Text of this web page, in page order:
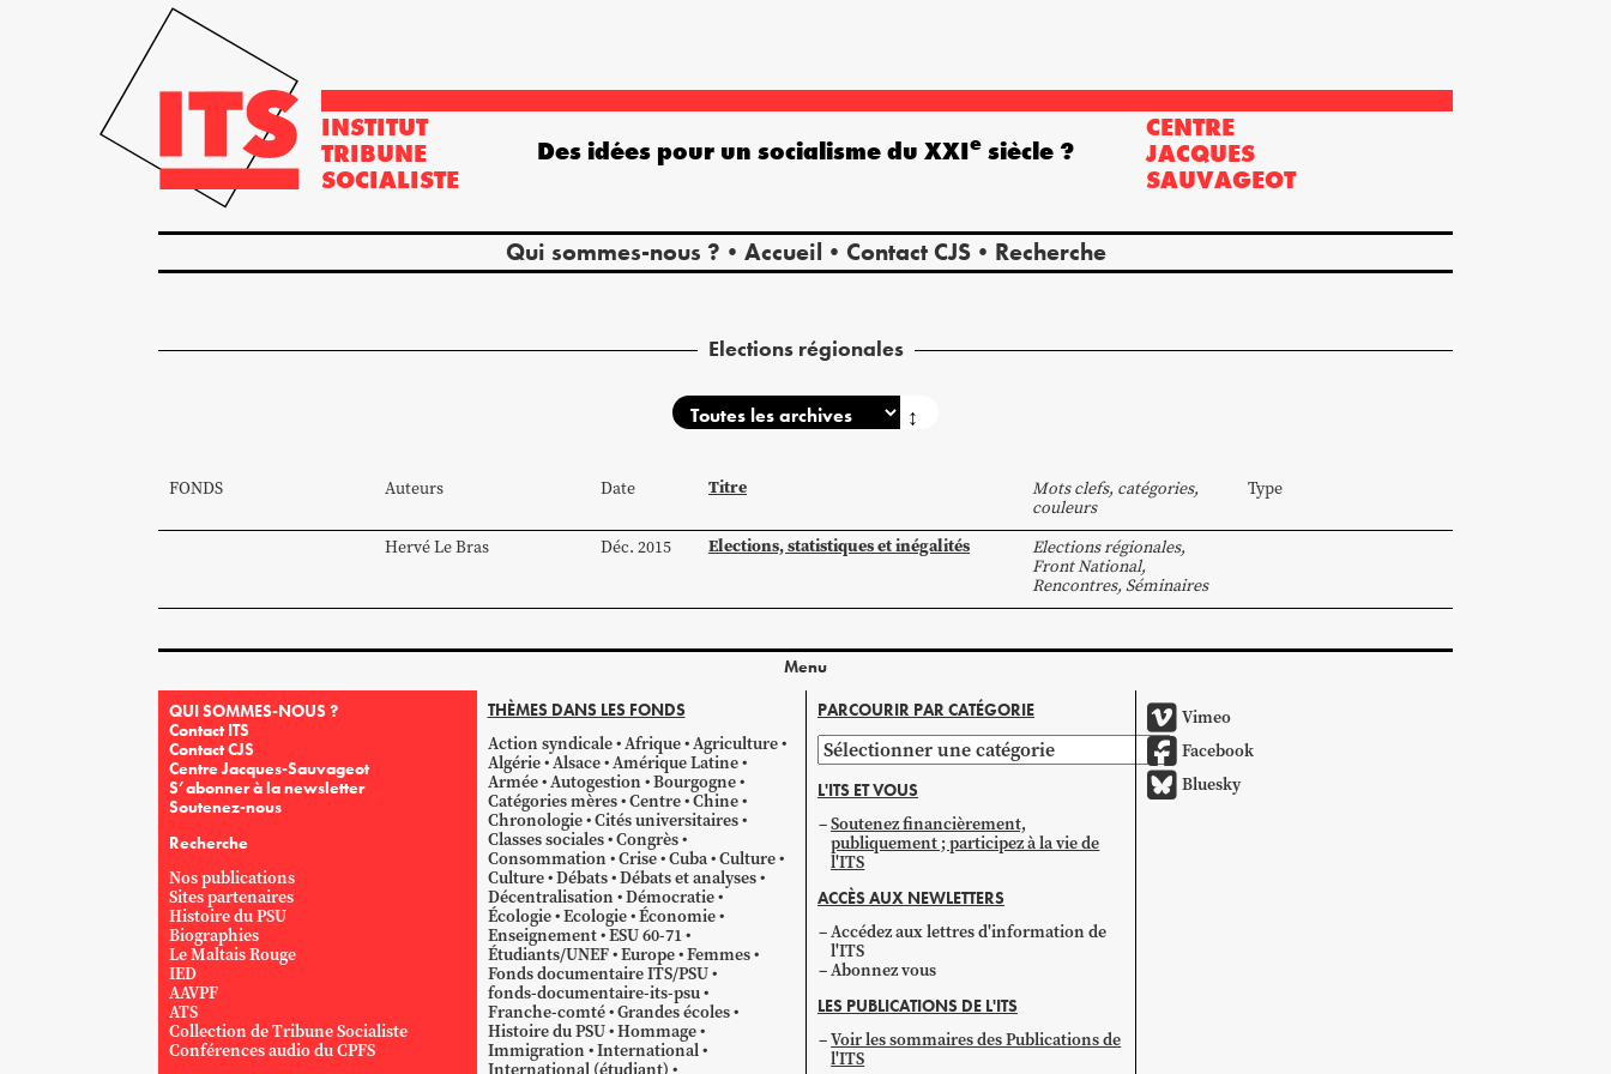
INSTITUT
TRIBUNE
SOCIALISTE
CENTRE
JACQUES
SAUVAGEOT
Qui sommes-nous ? Accueil Contact CJS Recherche
Des idées pour un socialisme du XXIe siècle ?
Elections régionales
↕
FONDS Auteurs Date Titre
Mots clefs, catégories,
couleurs
Type
HervéLe Bras Déc. 2015 Elections, statistiques et inégalités Elections régionales,
Front National,
Rencontres, Séminaires
Menu
QUI SOMMES-NOUS ?
Contact ITS
Contact CJS
Centre Jacques-Sauvageot
S’abonner à la newsletter
Soutenez-nous
Recherche
Nos publications
Sites partenaires
Histoire du PSU
Biographies
Le Maltais Rouge
IED
AAVPF
ATS
Collection de Tribune Socialiste
Conférences audio du CPFS
THÈMES DANS LES FONDS
Action syndicale Afrique Agriculture
Algérie Alsace Amérique Latine
Armée Autogestion Bourgogne
Catégories mères Centre Chine
Chronologie Cités universitaires
Classes sociales Congrès
Consommation Crise Cuba Culture
Culture Débats Débats et analyses
Décentralisation Démocratie
Écologie Ecologie Économie
Enseignement ESU 60-71
Étudiants/UNEF Europe Femmes
Fonds documentaire ITS/PSU
fonds-documentaire-its-psu
Franche-comté Grandes écoles
Histoire du PSU Hommage
Immigration International
International (étudiant)
PARCOURIR PAR CATÉGORIE
Parcourir
par
catégorie
L'ITS ET VOUS
Soutenez financièrement,
publiquement ; participez à la vie de
l'ITS
ACCÈS AUX NEWLETTERS
Accédez aux lettres d'information de
l'ITS
Abonnez vous
LES PUBLICATIONS DE L'ITS
Voir les sommaires des Publications de
l'ITS
Vimeo
Facebook
Bluesky